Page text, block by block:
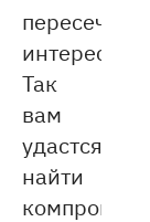
пересечение
интересов.
Так
вам
удастся
найти
компромисс.